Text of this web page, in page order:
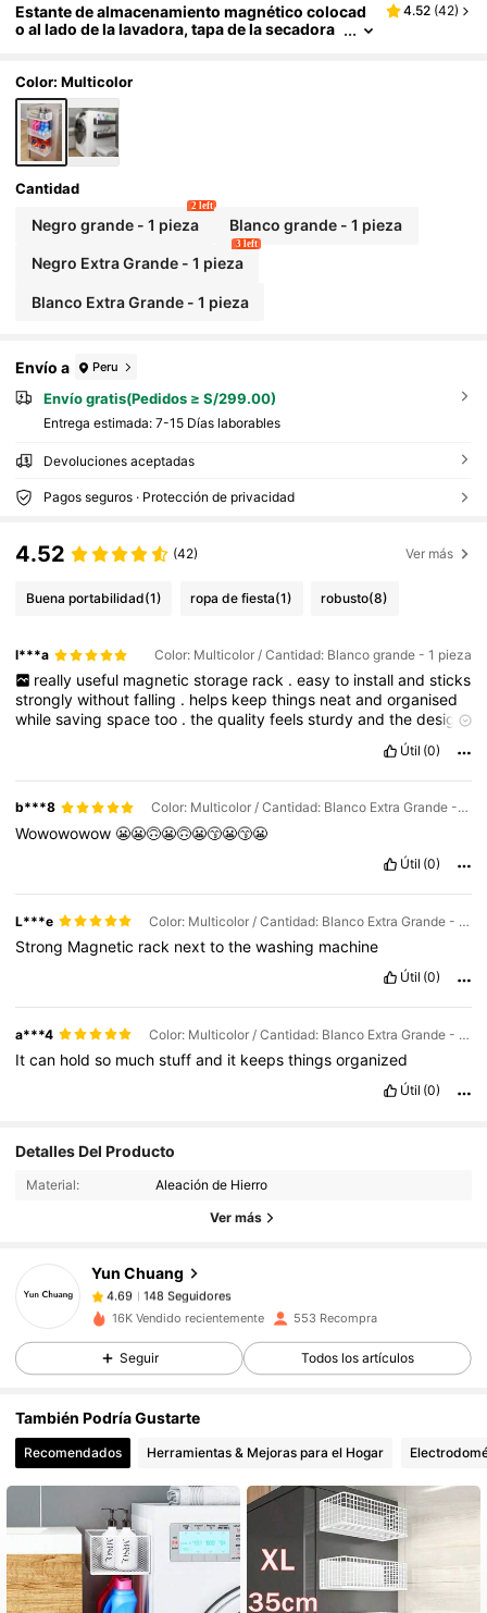
Estante de almacenamiento magnético colocad
o al lado de la lavadora, tapa de la secadora
4.52 (42)
Color: Multicolor
Cantidad
Negro grande - 1 pieza
2 left
Blanco grande - 1 pieza
Negro Extra Grande - 1 pieza
3 left
Blanco Extra Grande - 1 pieza
Envío a Peru
Envío gratis(Pedidos ≥ S/299.00)
Entrega estimada: 7-15 Días laborables
Devoluciones aceptadas
Pagos seguros · Protección de privacidad
4.52 (42) Ver más
Buena portabilidad(1) ropa de fiesta(1) robusto(8)
l***a Color: Multicolor / Cantidad: Blanco grande - 1 pieza
really useful magnetic storage rack . easy to install and sticks
stronglywithoutfalling . helps keepthings neatandorganised
whilesavingspacetoo .thequalityfeelssturdyandthedesign
Útil (0)
b***8 Color: Multicolor / Cantidad: Blanco Extra Grande - 1 pieza
Wowowowow😬😬🙃😬🙃😬😙😬😙😬
Útil (0)
L***e Color: Multicolor / Cantidad: Blanco Extra Grande - 1 pieza
Strong Magnetic rack nexttothewashing machine
Útil (0)
a***4 Color: Multicolor / Cantidad: Blanco Extra Grande - 1 pieza
Itcan holdso muchstuffand it keepsthingsorganized
Útil (0)
Detalles Del Producto
Material: Aleación de Hierro
Ver más
Yun Chuang
4.69 148 Seguidores
148 Seguidores
148 Seguidores
4.69 148 Seguidores
4.69 148 Seguidores
4.69
4.69
16K Vendido recientemente 553 Recompra
Seguir Todos los artículos
También Podría Gustarte
Recomendados Herramientas & Mejoras para el Hogar